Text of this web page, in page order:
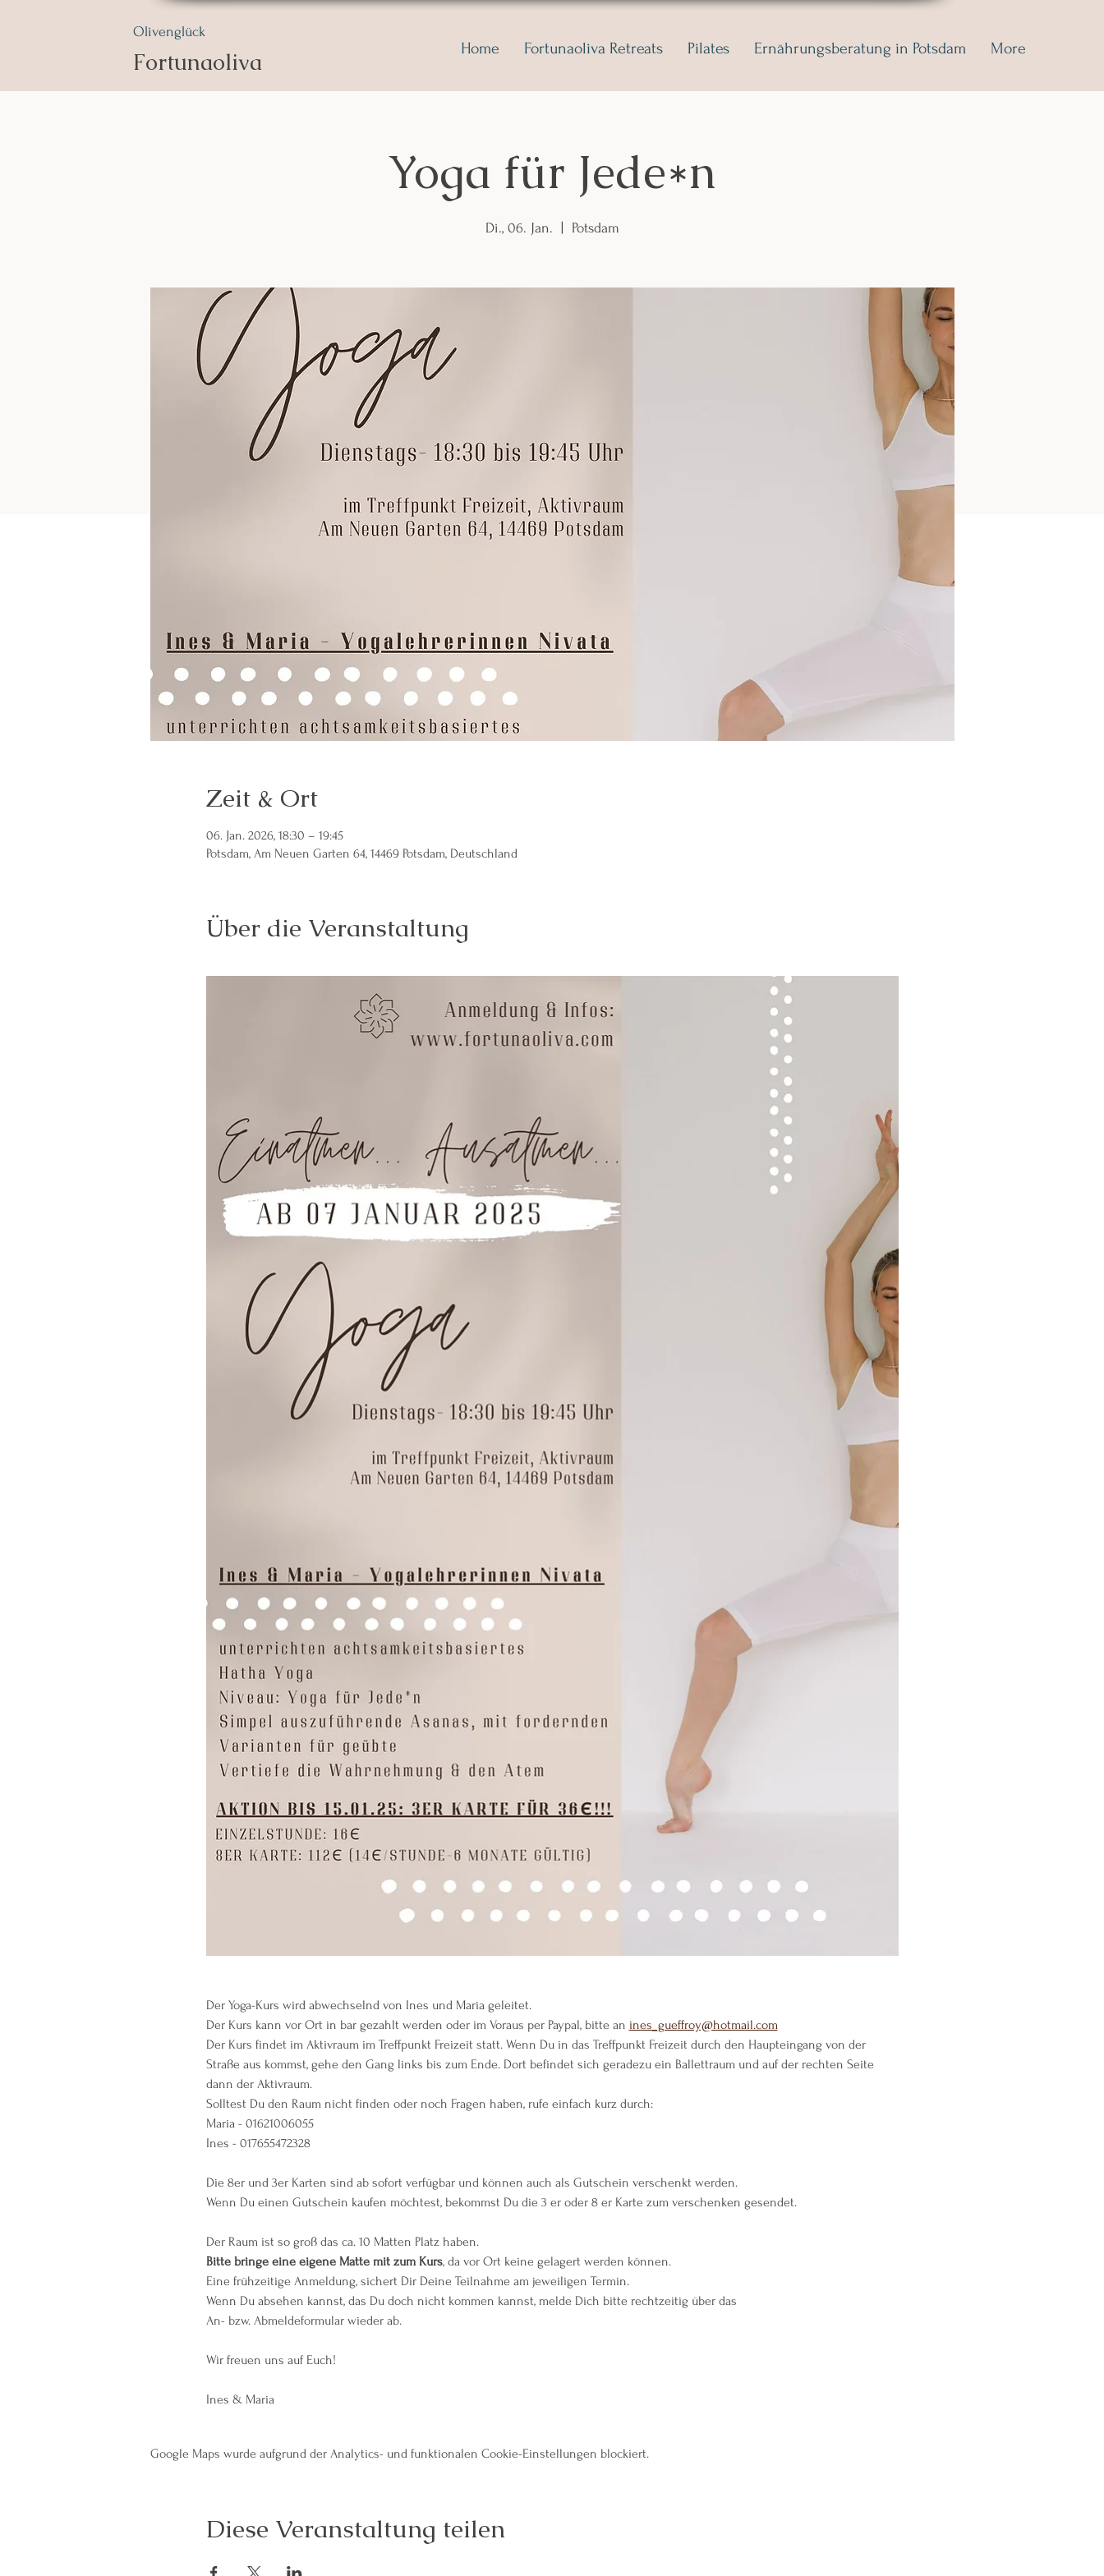
Olivenglück
Fortunaoliva Home Fortunaoliva Retreats Pilates Ernährungsberatung in Potsdam More
Yoga für Jede*n
Di., 06. Jan. Potsdam
Zeit & Ort
06. Jan. 2026, 18:30 – 19:45
Potsdam, Am Neuen Garten 64, 14469 Potsdam, Deutschland
Über die Veranstaltung
Der Yoga-Kurs wird abwechselnd von Ines und Maria geleitet.
Der Kurs kann vor Ort in bar gezahlt werden oder im Voraus per Paypal, bitte an ines_gueffroy@hotmail.com
Der Kurs findet im Aktivraum im Treffpunkt Freizeit statt. Wenn Du in das Treffpunkt Freizeit durch den Haupteingang von der
Straße aus kommst, gehe den Gang links bis zum Ende. Dort befindet sich geradezu ein Ballettraum und auf der rechten Seite
dann der Aktivraum.
Solltest Du den Raum nicht finden oder noch Fragen haben, rufe einfach kurz durch:
Maria - 01621006055
Ines - 017655472328
Die 8er und 3er Karten sind ab sofort verfügbar und können auch als Gutschein verschenkt werden.
Wenn Du einen Gutschein kaufen möchtest, bekommst Du die 3 er oder 8 er Karte zum verschenken gesendet.
Der Raum ist so groß das ca. 10 Matten Platz haben.
Bitte bringe eine eigene Matte mit zum Kurs, da vor Ort keine gelagert werden können.
Eine frühzeitige Anmeldung, sichert Dir Deine Teilnahme am jeweiligen Termin.
Wenn Du absehen kannst, das Du doch nicht kommen kannst, melde Dich bitte rechtzeitig über das
An- bzw. Abmeldeformular wieder ab.
Wir freuen uns auf Euch!
Ines & Maria
Google Maps wurde aufgrund der Analytics- und funktionalen Cookie-Einstellungen blockiert.
Diese Veranstaltung teilen